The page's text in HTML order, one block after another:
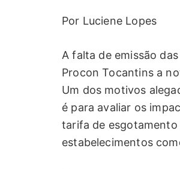
Por Luciene Lopes
A falta de emissão
Procon Tocantins a
Um dos motivos
é para avaliar os
tarifa de esgotamento
estabelecimentos